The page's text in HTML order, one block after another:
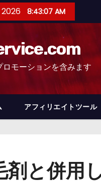
8:43:08 AM
ロモーションを含みます
アフィリエイトツール
剤と併用